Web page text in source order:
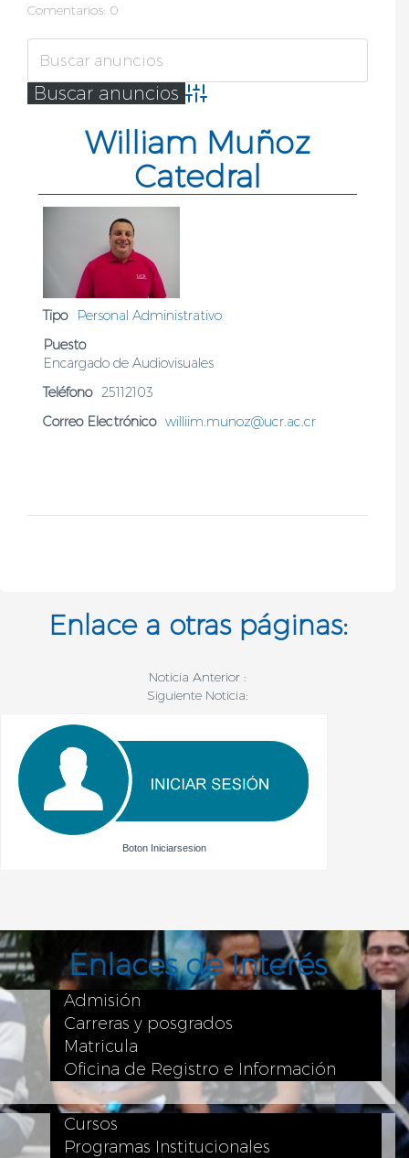
Comentarios: 0
Búsqueda avanzada
William Muñoz
Catedral
Tipo
Personal Administrativo
Puesto
Encargado de Audiovisuales
Teléfono 25112103
Correo Electrónico williim.munoz@ucr.ac.cr
Enlace a otras páginas:
Noticia Anterior :
Siguiente Noticia:
Boton Iniciarsesion
Enlaces de Interés
Admisión
Carreras y posgrados
Matricula
Oficina de Registro e Información
Cursos
Programas Institucionales